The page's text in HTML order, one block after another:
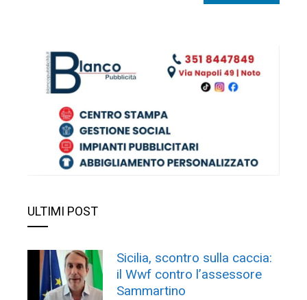
ULTIMI POST
Sicilia, scontro sulla caccia:
il Wwf contro l’assessore
Sammartino